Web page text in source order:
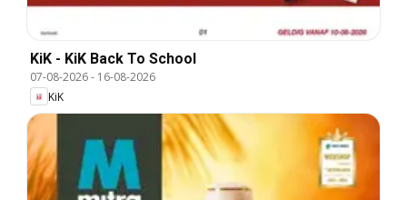
KiK - KiK Back To School
07-08-2026- 16-08-2026
KiK